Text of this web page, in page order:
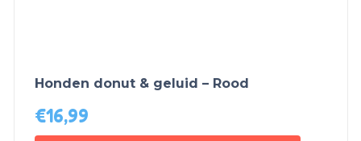
Honden donut & geluid – Rood
€16,99